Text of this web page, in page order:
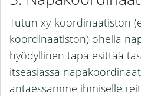
Tutun xy-koordinaatiston
koordinaatiston) ohella
hyödyllinen tapa esittää
itseasiassa
antaessamme ihmiselle